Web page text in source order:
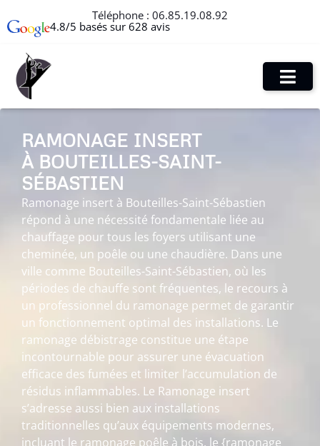
Téléphone : 06.85.19.08.92
4.8/5 basés sur 628 avis
RAMONAGE INSERT
À BOUTEILLES-SAINT-
SÉBASTIEN
Ramonage insert à Bouteilles-Saint-Sébastien
répond à une nécessité fondamentale liée au
chauffage pour tous les foyers utilisant une
cheminée, un poêle ou une chaudière. Dans une
ville comme Bouteilles-Saint-Sébastien, où les
périodes de chauffe sont fréquentes, le recours à
un professionnel du ramonage permet de garantir
un fonctionnement optimal des installations. Le
ramonage débistrage constitue une étape
incontournable pour assurer une évacuation
efficace des fumées et limiter l’accumulation de
résidus inflammables. Le Ramonage insert
s’adresse aussi bien aux installations
traditionnelles qu’aux équipements modernes,
incluant le ramonage poêle à bois, le {ramonage